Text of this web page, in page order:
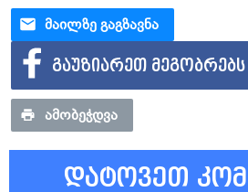
ᲛᲐᲘᲚᲖᲔ ᲒᲐᲒᲖᲐᲕᲜᲐ
ᲒᲐᲣᲖᲘᲐᲠᲔᲗ ᲛᲔᲒᲝᲑᲠᲔᲑᲡ
ᲐᲛᲝᲑᲔᲭᲓᲕᲐ
დატოვეთ